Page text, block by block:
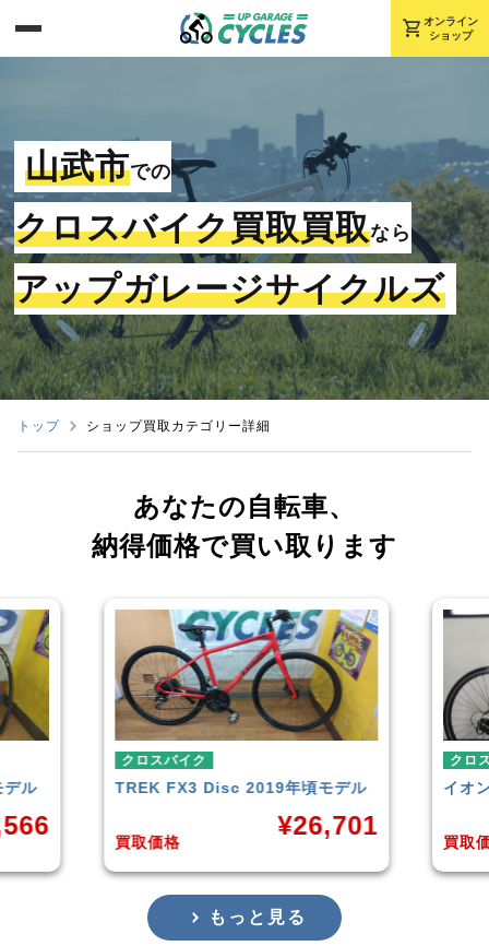
shopping_cart オンライン
ショップ
山武市での
クロスバイク買取買取なら
アップガレージサイクルズ
トップ ショップ買取カテゴリー詳細
あなたの自転車、
納得価格で買い取ります
デル
クロスバイク
イオンバイクモーメンタム
買取価格
¥6,043
クロ
買取
もっと見る